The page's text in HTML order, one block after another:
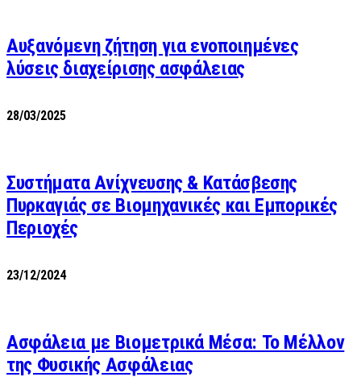
Αυξανόμενη ζήτηση για ενοποιημένες
λύσεις διαχείρισης ασφάλειας
28/03/2025
Συστήματα Ανίχνευσης & Κατάσβεσης
Πυρκαγιάς σε Βιομηχανικές και Εμπορικές
Περιοχές
23/12/2024
Ασφάλεια με Βιομετρικά Μέσα: Το Μέλλον
της Φυσικής Ασφάλειας